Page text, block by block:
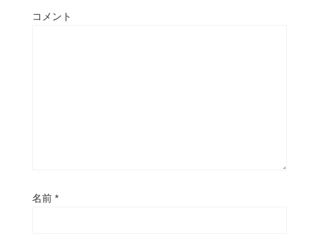
コメント
名前 *